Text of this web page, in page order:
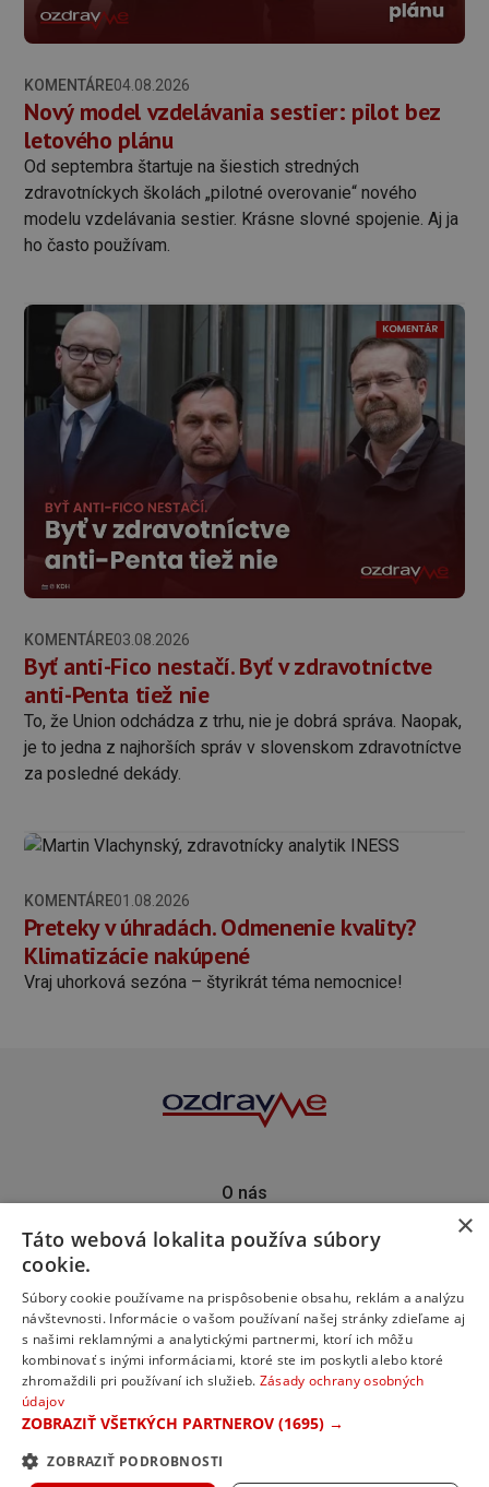
KOMENTÁRE04.08.2026
Nový model vzdelávania sestier: pilot bez
letového plánu
Od septembra štartuje na šiestich stredných
zdravotníckych školách „pilotné overovanie“ nového
modelu vzdelávania sestier. Krásne slovné spojenie. Aj ja
ho často používam.
KOMENTÁRE03.08.2026
Byť anti-Fico nestačí. Byť v zdravotníctve
anti-Penta tiež nie
To, že Union odchádza z trhu, nie je dobrá správa. Naopak,
je to jedna z najhorších správ v slovenskom zdravotníctve
za posledné dekády.
KOMENTÁRE01.08.2026
Preteky v úhradách. Odmenenie kvality?
Klimatizácie nakúpené
Vraj uhorková sezóna – štyrikrát téma nemocnice!
O nás
Predplatné
Podporte nás
© 2023 ozdravme s.r.o. Všetky práva vyhradené.
×
Táto webová lokalita používa súbory
cookie.
Súbory cookie používame na prispôsobenie obsahu, reklám a analýzu
návštevnosti. Informácie o vašom používaní našej stránky zdieľame aj
s našimi reklamnými a analytickými partnermi, ktorí ich môžu
kombinovať s inými informáciami, ktoré ste im poskytli alebo ktoré
zhromaždili pri používaní ich služieb. Zásady ochrany osobných
údajov
ZOBRAZIŤ VŠETKÝCH PARTNEROV (1695) →
ZOBRAZIŤ PODROBNOSTI